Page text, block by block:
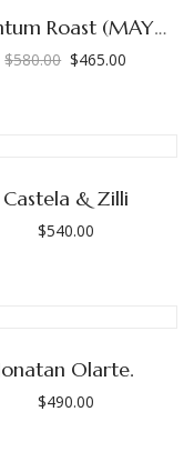
Quantum Roast (MAYOREO)
$580.00 $465.00
Castela & Zilli
$540.00
Olarte.
$490.00